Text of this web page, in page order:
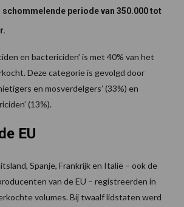
schommelende periode van 350.000 tot
en bactericiden’ is met 40% van het
Deze categorie is gevolgd door
en mosverdelgers’ (33%) en
(13%).
EU
Spanje, Frankrijk en Italië – ook de
van de EU – registreerden in
volumes. Bij twaalf lidstaten werd